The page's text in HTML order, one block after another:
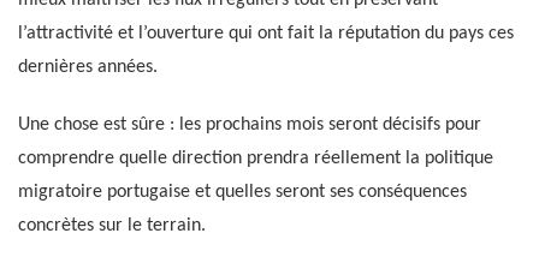
l’attractivité et l’ouverture qui ont fait la réputation du pays ces
dernières années.
Une chose est sûre : les prochains mois seront décisifs pour
comprendre quelle direction prendra réellement la politique
migratoire portugaise et quelles seront ses conséquences
concrètes sur le terrain.